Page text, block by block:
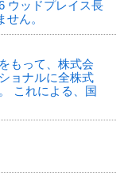
ウッドプレイス長
ん。
もって、株式会
ョナルに全株式
これによる、国